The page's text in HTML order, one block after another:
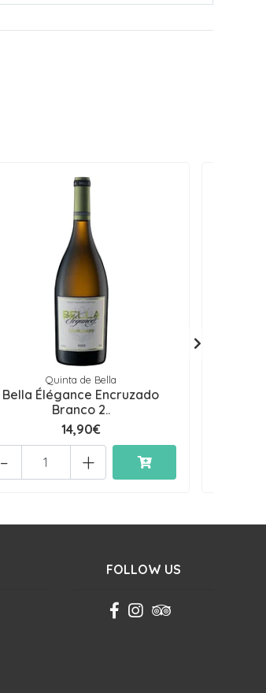
Quinta de Bella
Bella Élégance Encruzado
Branco 2..
14,90€
+
-
FOLLOW US